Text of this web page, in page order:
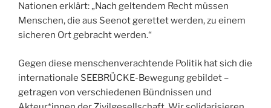
Nationen erklärt: „Nach geltendem Recht müssen
Menschen, die aus Seenot gerettet werden, zu einem
sicheren Ort gebracht werden.“
Gegen diese menschenverachtende Politik hat sich die
internationale SEEBRÜCKE-Bewegung gebildet –
getragen von verschiedenen Bündnissen und